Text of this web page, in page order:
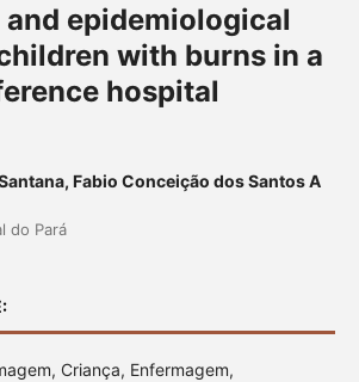
epidemiological
with burns in a
hospital
Fabio Conceição dos Santos A
do Pará
Criança, Enfermagem,